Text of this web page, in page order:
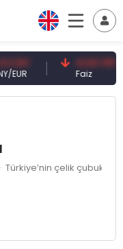
41,53 TRY
Türkiye’nin çelik çubuk